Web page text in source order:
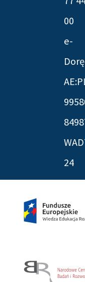
00
e-
24